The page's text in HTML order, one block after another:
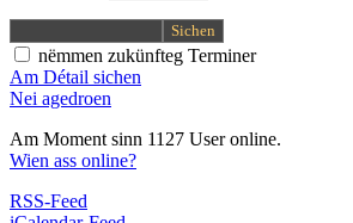
nëmmen zukünfteg Terminer
Am Détail sichen
Nei agedroen
Am Moment sinn 1127 User online.
Wien ass online?
RSS-Feed